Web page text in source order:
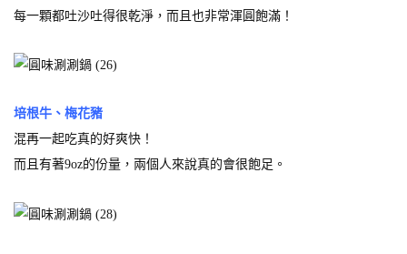
每一顆都吐沙吐得很乾淨，而且也非常渾圓飽滿！
培根牛、梅花豬
混再一起吃真的好爽快！
而且有著9oz的份量，兩個人來說真的會很飽足。